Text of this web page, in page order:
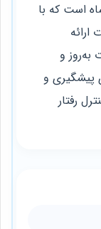
است که با
به‌روز و
پیشگیری و
رفتار